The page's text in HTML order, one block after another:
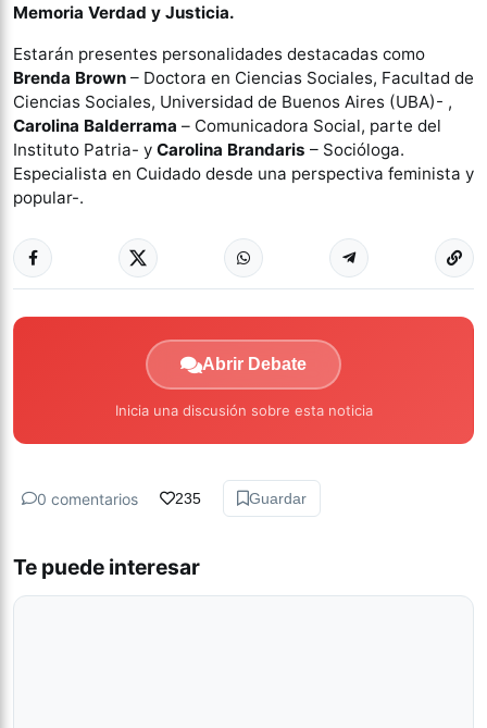
Memoria Verdad y Justicia.
Estarán presentes personalidades destacadas como
Brenda Brown – Doctora en Ciencias Sociales, Facultad de
Ciencias Sociales, Universidad de Buenos Aires (UBA)- ,
Carolina Balderrama – Comunicadora Social, parte del
Instituto Patria- y Carolina Brandaris – Socióloga.
Especialista en Cuidado desde una perspectiva feminista y
popular-.
Abrir Debate
Inicia una discusión sobre esta noticia
0 comentarios 235 Guardar
Te puede interesar